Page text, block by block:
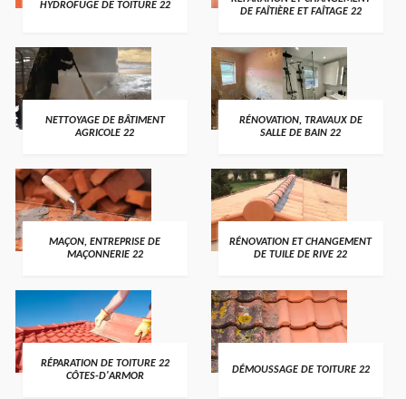
HYDROFUGE DE TOITURE 22
DE FAÎTIÈRE ET FAÎTAGE 22
NETTOYAGE DE BÂTIMENT
AGRICOLE 22
RÉNOVATION, TRAVAUX DE
SALLE DE BAIN 22
MAÇON, ENTREPRISE DE
MAÇONNERIE 22
RÉNOVATION ET CHANGEMENT
DE TUILE DE RIVE 22
RÉPARATION DE TOITURE 22
CÔTES-D'ARMOR
DÉMOUSSAGE DE TOITURE 22